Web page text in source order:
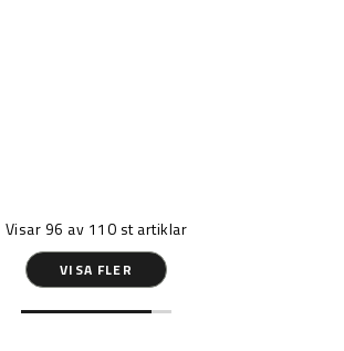
Visar 96 av 110 st artiklar
VISA FLER